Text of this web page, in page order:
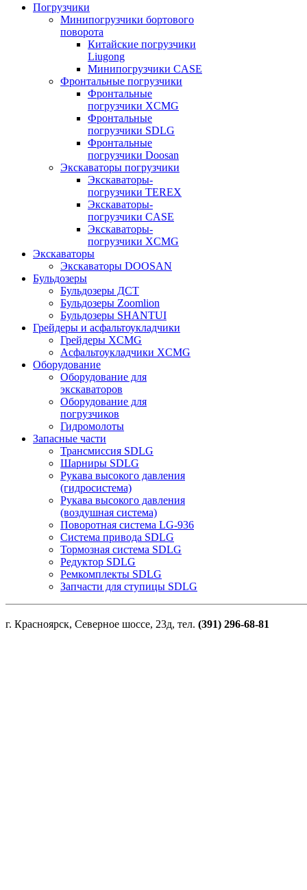
Погрузчики
Минипогрузчики бортового
поворота
Китайские погрузчики
Liugong
Минипогрузчики CASE
Фронтальные погрузчики
Фронтальные
погрузчики XCMG
Фронтальные
погрузчики SDLG
Фронтальные
погрузчики Doosan
Экскаваторы погрузчики
Экскаваторы-
погрузчики TEREX
Экскаваторы-
погрузчики CASE
Экскаваторы-
погрузчики XCMG
Экскаваторы
Экскаваторы DOOSAN
Бульдозеры
Бульдозеры ДСТ
Бульдозеры Zoomlion
Бульдозеры SHANTUI
Грейдеры и асфальтоукладчики
Грейдеры XCMG
Асфальтоукладчики XCMG
Оборудование
Оборудование для
экскаваторов
Оборудование для
погрузчиков
Гидромолоты
Запасные части
Трансмиссия SDLG
Шарниры SDLG
Рукава высокого давления
(гидросистема)
Рукава высокого давления
(воздушная система)
Поворотная система LG-936
Система привода SDLG
Тормозная система SDLG
Редуктор SDLG
Ремкомплекты SDLG
Запчасти для ступицы SDLG
г. Красноярск, Северное шоссе, 23д, тел. (391) 296-68-81